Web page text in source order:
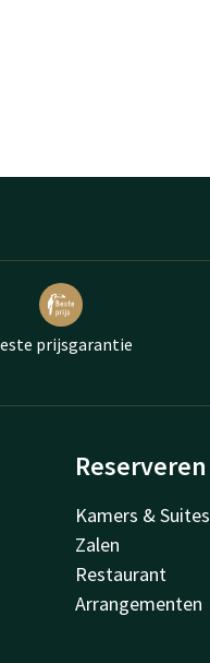
prijsgarantie
Reserveren
Kamers & Suites
Zalen
Restaurant
Arrangementen